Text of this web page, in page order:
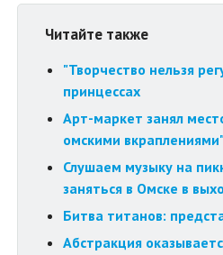
Читайте также
"Творчество нельзя
принцессах
Арт-маркет занял
омскими
Слушаем музыку на
заняться в Омске в
Битва титанов:
Абстракция